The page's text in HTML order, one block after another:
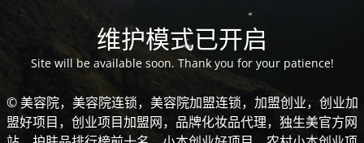
维护模式已开启
Site will be available soon. Thank you for your patience!
© 美容院，美容院连锁，美容院加盟连锁，加盟创业，创业加
盟好项目，创业项目加盟网，品牌化妆品代理，独生美官方网